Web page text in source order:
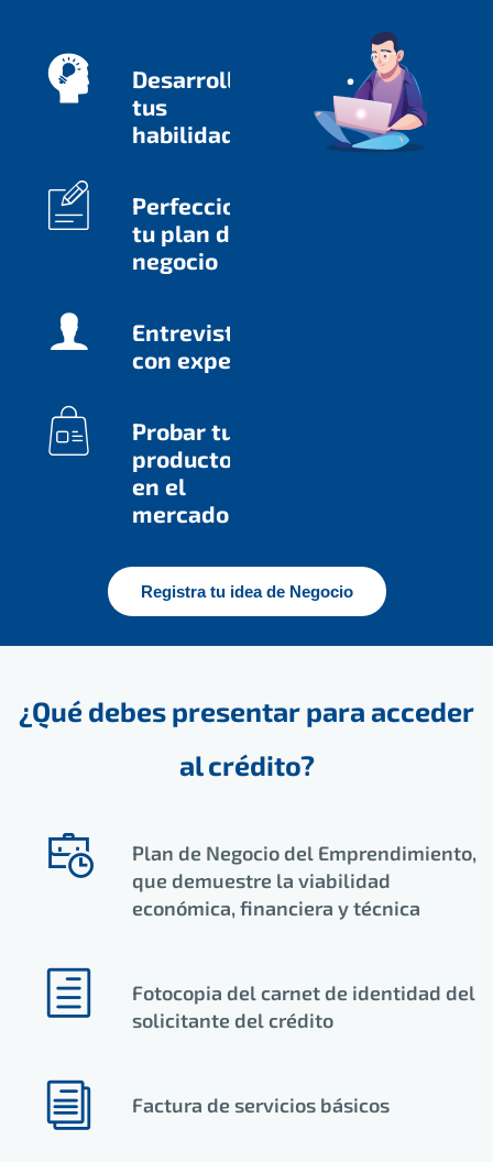
Desarrollar
tus
habilidades
Perfeccionar
tu plan de
negocio
Entrevistarte
con expertos
Probar tu
producto
en el
mercado
Registra tu idea de Negocio
¿Qué debes presentar para acceder
al crédito?
Plan de Negocio del Emprendimiento,
que demuestre la viabilidad
económica, financiera y técnica
Fotocopia del carnet de identidad del
solicitante del crédito
Factura de servicios básicos